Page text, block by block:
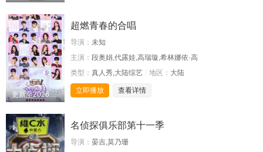
更新至20260627期
超燃青春的合唱
导演： 未知
主演： 段奥娟,代露娃,高瑞璇,希林娜依·高
类型： 真人秀,大陆综艺 地区： 大陆
立即播放 查看详情
名侦探俱乐部第十一季
导演： 晏吉,莫乃珊